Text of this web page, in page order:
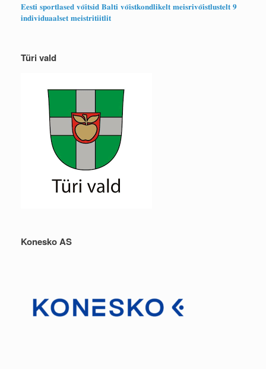
𝐄𝐞𝐬𝐭𝐢 𝐬𝐩𝐨𝐫𝐭𝐥𝐚𝐬𝐞𝐝 𝐯𝐨̃𝐢𝐭𝐬𝐢𝐝 𝐁𝐚𝐥𝐭𝐢 𝐯𝐨̃𝐢𝐬𝐭𝐤𝐨𝐧𝐝𝐥𝐢𝐤𝐞𝐥𝐭 𝐦𝐞𝐢𝐬𝐫𝐢𝐯𝐨̃𝐢𝐬𝐭𝐥𝐮𝐬𝐭𝐞𝐥𝐭 𝟗
𝐢𝐧𝐝𝐢𝐯𝐢𝐝𝐮𝐚𝐚𝐥𝐬𝐞𝐭 𝐦𝐞𝐢𝐬𝐭𝐫𝐢𝐭𝐢𝐢𝐭𝐥𝐢𝐭
Türi vald
Konesko AS